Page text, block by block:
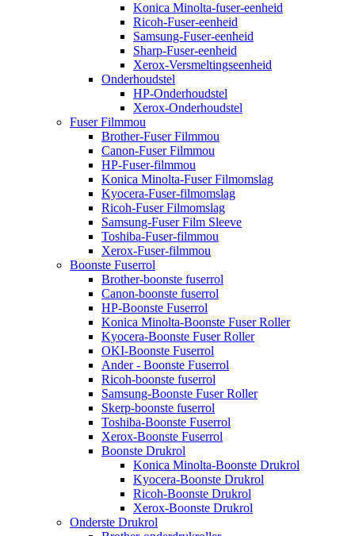
Konica Minolta-fuser-eenheid
Ricoh-Fuser-eenheid
Samsung-Fuser-eenheid
Sharp-Fuser-eenheid
Xerox-Versmeltingseenheid
Onderhoudstel
HP-Onderhoudstel
Xerox-Onderhoudstel
Fuser Filmmou
Brother-Fuser Filmmou
Canon-Fuser Filmmou
HP-Fuser-filmmou
Konica Minolta-Fuser Filmomslag
Kyocera-Fuser-filmomslag
Ricoh-Fuser Filmomslag
Samsung-Fuser Film Sleeve
Toshiba-Fuser-filmmou
Xerox-Fuser-filmmou
Boonste Fuserrol
Brother-boonste fuserrol
Canon-boonste fuserrol
HP-Boonste Fuserrol
Konica Minolta-Boonste Fuser Roller
Kyocera-Boonste Fuser Roller
OKI-Boonste Fuserrol
Ander - Boonste Fuserrol
Ricoh-boonste fuserrol
Samsung-Boonste Fuser Roller
Skerp-boonste fuserrol
Toshiba-Boonste Fuserrol
Xerox-Boonste Fuserrol
Boonste Drukrol
Konica Minolta-Boonste Drukrol
Kyocera-Boonste Drukrol
Ricoh-Boonste Drukrol
Xerox-Boonste Drukrol
Onderste Drukrol